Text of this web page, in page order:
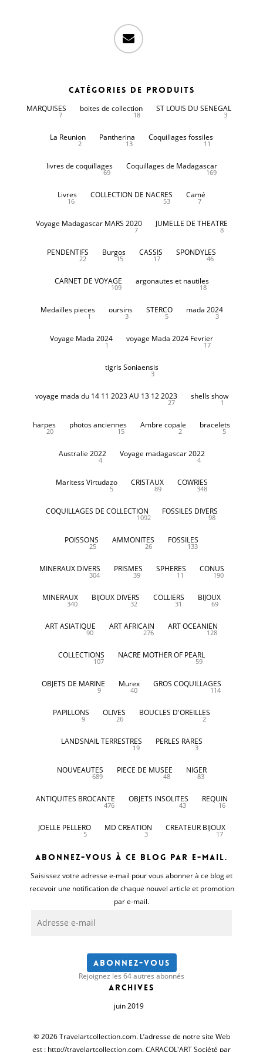
email
Catégories de produits
MARQUISES
7
boites de collection
18
ST LOUIS DU SENEGAL
3
La Reunion
2
Pantherina
13
Coquillages fossiles
11
livres de coquillages
69
Coquillages de Madagascar
169
Livres
16
COLLECTION DE NACRES
53
Camé
7
Voyage Madagascar MARS 2020
7
JUMELLE DE THEATRE
8
PENDENTIFS
22
Burgos
15
CASSIS
17
SPONDYLES
46
CARNET DE VOYAGE
109
argonautes et nautiles
18
Medailles pieces
1
oursins
3
STERCO
5
mada 2024
3
Voyage Mada 2024
1
voyage Mada 2024 Fevrier
17
tigris Soniaensis
3
voyage mada du 14 11 2023 AU 13 12 2023
27
shells show
1
harpes
20
photos anciennes
15
Ambre copale
2
bracelets
5
Australie 2022
4
Voyage madagascar 2022
4
Maritess Virtudazo
5
CRISTAUX
89
COWRIES
348
COQUILLAGES DE COLLECTION
1092
FOSSILES DIVERS
98
POISSONS
25
AMMONITES
26
FOSSILES
133
MINERAUX DIVERS
304
PRISMES
39
SPHERES
11
CONUS
190
MINERAUX
340
BIJOUX DIVERS
32
COLLIERS
31
BIJOUX
69
ART ASIATIQUE
90
ART AFRICAIN
276
ART OCEANIEN
128
COLLECTIONS
107
NACRE MOTHER OF PEARL
59
OBJETS DE MARINE
9
Murex
40
GROS COQUILLAGES
114
PAPILLONS
9
OLIVES
26
BOUCLES D'OREILLES
2
LANDSNAIL TERRESTRES
19
PERLES RARES
3
NOUVEAUTES
689
PIECE DE MUSEE
48
NIGER
83
ANTIQUITES BROCANTE
476
OBJETS INSOLITES
43
REQUIN
16
JOELLE PELLERO
5
MD CREATION
3
CREATEUR BIJOUX
17
Abonnez-vous à ce blog par e-mail.
Saisissez votre adresse e-mail pour vous abonner à ce blog et
recevoir une notification de chaque nouvel article et promotion
par e-mail.
e-
Abonnez-vous
Rejoignez les 64 autres abonnés
Archives
juin 2019
© 2026 Travelartcollection.com. L’adresse de notre site Web
est : http://travelartcollection.com. CARACOL'ART Société par